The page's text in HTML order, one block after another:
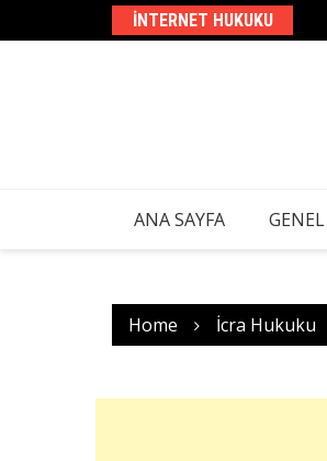
to
INTERNET HUKUKU
ANA SAYFA GENEL
Home İcra Hukuku